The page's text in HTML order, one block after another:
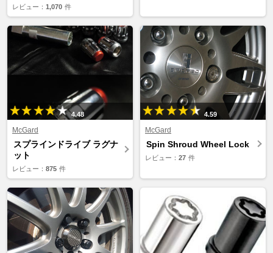
レビュー： 1,070 件
4.48
McGard
スプラインドライブ ラグナ
ット
レビュー： 875 件
4.59
McGard
Spin Shroud Wheel Lock
レビュー： 27 件